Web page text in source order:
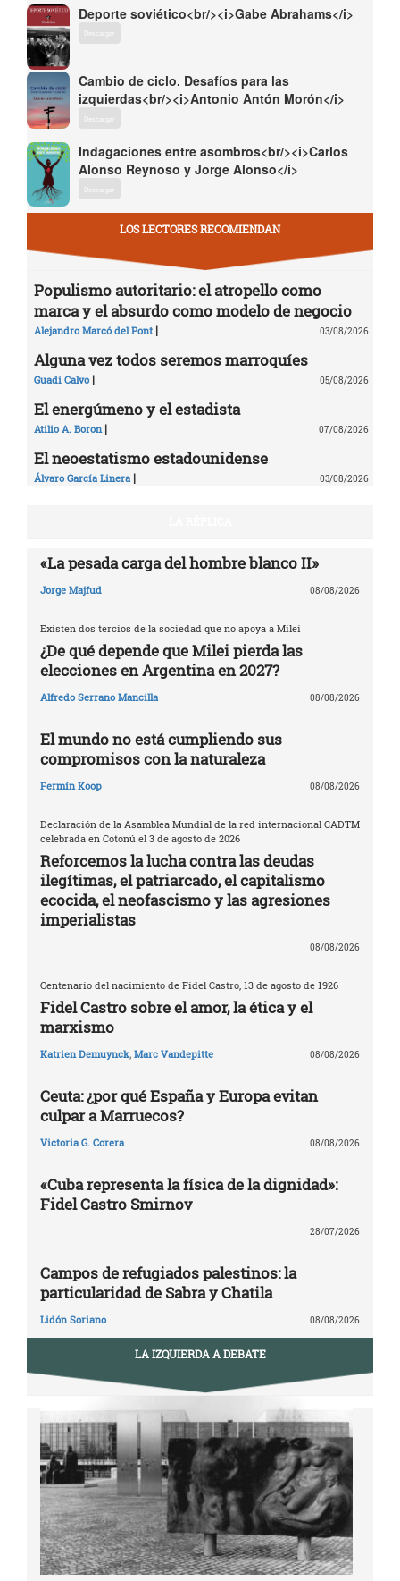
Deporte soviético<br/><i>Gabe Abrahams</i>
Descargar
Cambio de ciclo. Desafíos para las
izquierdas<br/><i>Antonio Antón Morón</i>
Descargar
Indagaciones entre asombros<br/><i>Carlos
Alonso Reynoso y Jorge Alonso</i>
Descargar
LOS LECTORES RECOMIENDAN
Populismo autoritario: el atropello como
marca y el absurdo como modelo de negocio
Alejandro Marcó del Pont | 03/08/2026
Alguna vez todos seremos marroquíes
Guadi Calvo | 05/08/2026
El energúmeno y el estadista
Atilio A. Boron| 07/08/2026
El neoestatismo estadounidense
Álvaro García Linera| 03/08/2026
«La pesada carga del hombre blanco II»
Jorge Majfud 08/08/2026
Existen dos tercios de la sociedad que no apoya a Milei
¿De qué depende que Milei pierda las
elecciones en Argentina en 2027?
Alfredo Serrano Mancilla 08/08/2026
El mundo no está cumpliendo sus
compromisos con la naturaleza
Fermín Koop 08/08/2026
Declaración de la Asamblea Mundial de la red internacional CADTM
celebrada en Cotonú el 3 de agosto de 2026
Reforcemos la lucha contra las deudas
ilegítimas, el patriarcado, el capitalismo
ecocida, el neofascismo y las agresiones
imperialistas
08/08/2026
Centenario del nacimiento de Fidel Castro, 13 de agosto de 1926
Fidel Castro sobre el amor, la ética y el
marxismo
Katrien Demuynck, Marc Vandepitte 08/08/2026
Ceuta: ¿por qué España y Europa evitan
culpar a Marruecos?
Victoria G. Corera 08/08/2026
«Cuba representa la física de la dignidad»:
Fidel Castro Smirnov
28/07/2026
Campos de refugiados palestinos: la
particularidad de Sabra y Chatila
Lidón Soriano 08/08/2026
LA IZQUIERDA A DEBATE